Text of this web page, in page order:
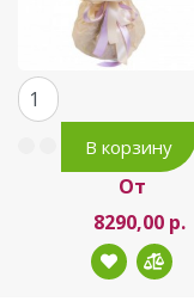
От
8290,00 р.